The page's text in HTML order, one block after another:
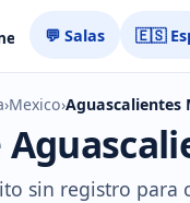
💬 Salas 🇪🇸
›Mexico›Aguascalientes
sin registro para